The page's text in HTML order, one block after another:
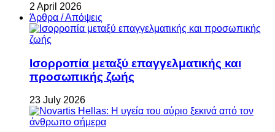
2 April 2026
Άρθρα / Απόψεις
Ισορροπία μεταξύ επαγγελματικής και
προσωπικής ζωής
23 July 2026